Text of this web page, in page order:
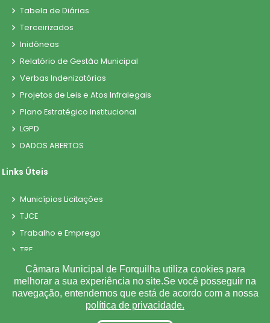
Tabela de Diárias
Terceirizados
Inidôneas
Relatório de Gestão Municipal
Verbas Indenizatórias
Projetos de Leis e Atos Infralegais
Plano Estratégico Institucional
LGPD
DADOS ABERTOS
Links Úteis
Municípios Licitações
TJCE
Trabalho e Emprego
TRE
TCE
Plugwin Sistemas. Todos os direitos reservados.
Câmara Municipal de Forquilha utiliza cookies para
melhorar a sua experiência no site.Se você posseguir na
navegação, entendemos que está de acordo com a nossa
política de privacidade.